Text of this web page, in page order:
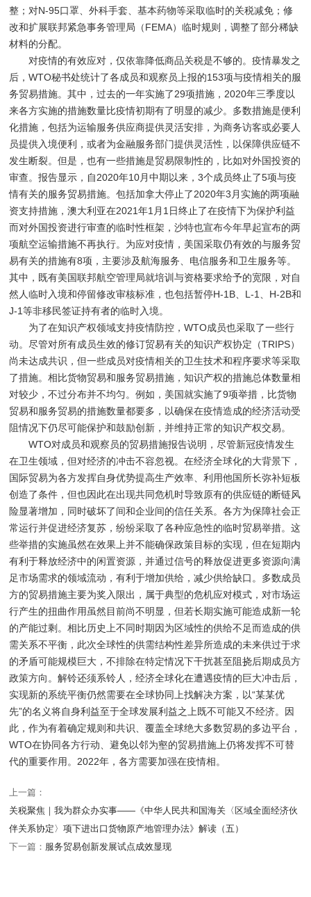
整；对N-95口罩、外科手套、基本药物等采取临时的关税减免；修
改和扩展联邦紧急事务管理局（FEMA）临时规则，调整了部分稀缺
材料的分配。
对疫情的有效应对，仅依靠降低商品关税是不够的。疫情暴发之
后，WTO秘书处统计了各成员和观察员上报的153项与疫情相关的服
务贸易措施。其中，过去的一年实施了29项措施，2020年三季度以
来各方实施的措施数量比疫情初期有了明显的减少。多数措施是便利
化措施，包括为运输服务供应商提供灵活安排，为商务访客或必要人
员提供入境便利，或者为金融服务部门提供灵活性，以保障供应链不
发生断裂。但是，也有一些措施是贸易限制性的，比如对外国投资的
审查。报告显示，自2020年10月中期以来，3个成员终止了5项与疫
情有关的服务贸易措施。包括加拿大停止了2020年3月实施的两项融
资支持措施，澳大利亚在2021年1月1日终止了在疫情下为保护利益
而对外国投资进行审查的临时性框架，沙特也宣布今年早起宣布的两
项航空运输措施不再执行。为应对疫情，美国采取仍有效的与服务贸
易有关的措施有8项，主要涉及航海服务、电信服务和卫生服务等。
其中，既有美国联邦航空管理局就培训与资格要求给予的宽限，对自
然人临时入境和停留修改审核标准，也包括暂停H-1B、L-1、H-2B和
J-1等非移民签证持有者的临时入境。
为了在知识产权领域支持疫情防控，WTO成员也采取了一些行
动。尽管对所有成员生效的修订贸易有关的知识产权协定（TRIPS）
尚未达成共识，但一些成员对疫情相关的卫生技术和程序要求等采取
了措施。相比货物贸易和服务贸易措施，知识产权的措施总体数量相
对较少，不过分布并不均匀。例如，美国就实施了9项举措，比货物
贸易和服务贸易的措施数量都要多，以确保在疫情造成的经济活动受
阻情况下仍尽可能保护和鼓励创新，并维持正常的知识产权交易。
WTO对成员和观察员的贸易措施报告说明，尽管新冠疫情发生
在卫生领域，但对经济的冲击不容忽视。在经济全球化的大背景下，
国际贸易为各方发挥自身优势提高生产效率、利用他国所长弥补短板
创造了条件，但也因此在出现共同危机时导致原有的供应链的断链风
险显著增加，同时破坏了间和企业间的信任关系。各方为保障社会正
常运行并促进经济复苏，纷纷采取了各种应急性的临时贸易举措。这
些举措的实施虽然在效果上并不能确保政策目标的实现，但在短期内
有利于释放经济中的闲置资源，并通过信号的释放促进更多资源向满
足市场需求的领域流动，有利于增加供给，减少供给缺口。多数成员
方的贸易措施主要为奖入限出，属于典型的危机应对模式，对市场运
行产生的扭曲作用虽然目前尚不明显，但若长期实施可能造成新一轮
的产能过剩。相比历史上不同时期因为区域性的供给不足而造成的供
需关系不平衡，此次全球性的供需结构性差异所造成的未来供过于求
的矛盾可能规模巨大，不排除在特定情况下干扰甚至阻挠后期成员方
政策方向。解铃还须系铃人，经济全球化在遭遇疫情的巨大冲击后，
实现新的系统平衡仍然需要在全球协同上找解决方案，以“某某优
先”的名义将自身利益至于全球发展利益之上既不可能又不经济。因
此，作为有着确定规则和共识、覆盖全球绝大多数贸易的多边平台，
WTO在协同各方行动、避免以邻为壑的贸易措施上仍将发挥不可替
代的重要作用。2022年，各方需要加强在疫情相。
上一篇：
关税聚焦｜我为群众办实事——《中华人民共和国海关〈区域全面经济伙
伴关系协定〉项下进出口货物原产地管理办法》解读（五）
下一篇： 服务贸易创新发展试点成效显现